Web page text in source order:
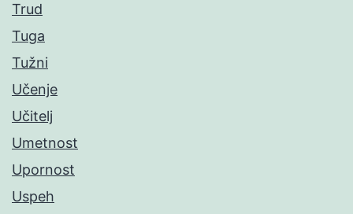
Trud
Tuga
Tužni
Učenje
Učitelj
Umetnost
Upornost
Uspeh